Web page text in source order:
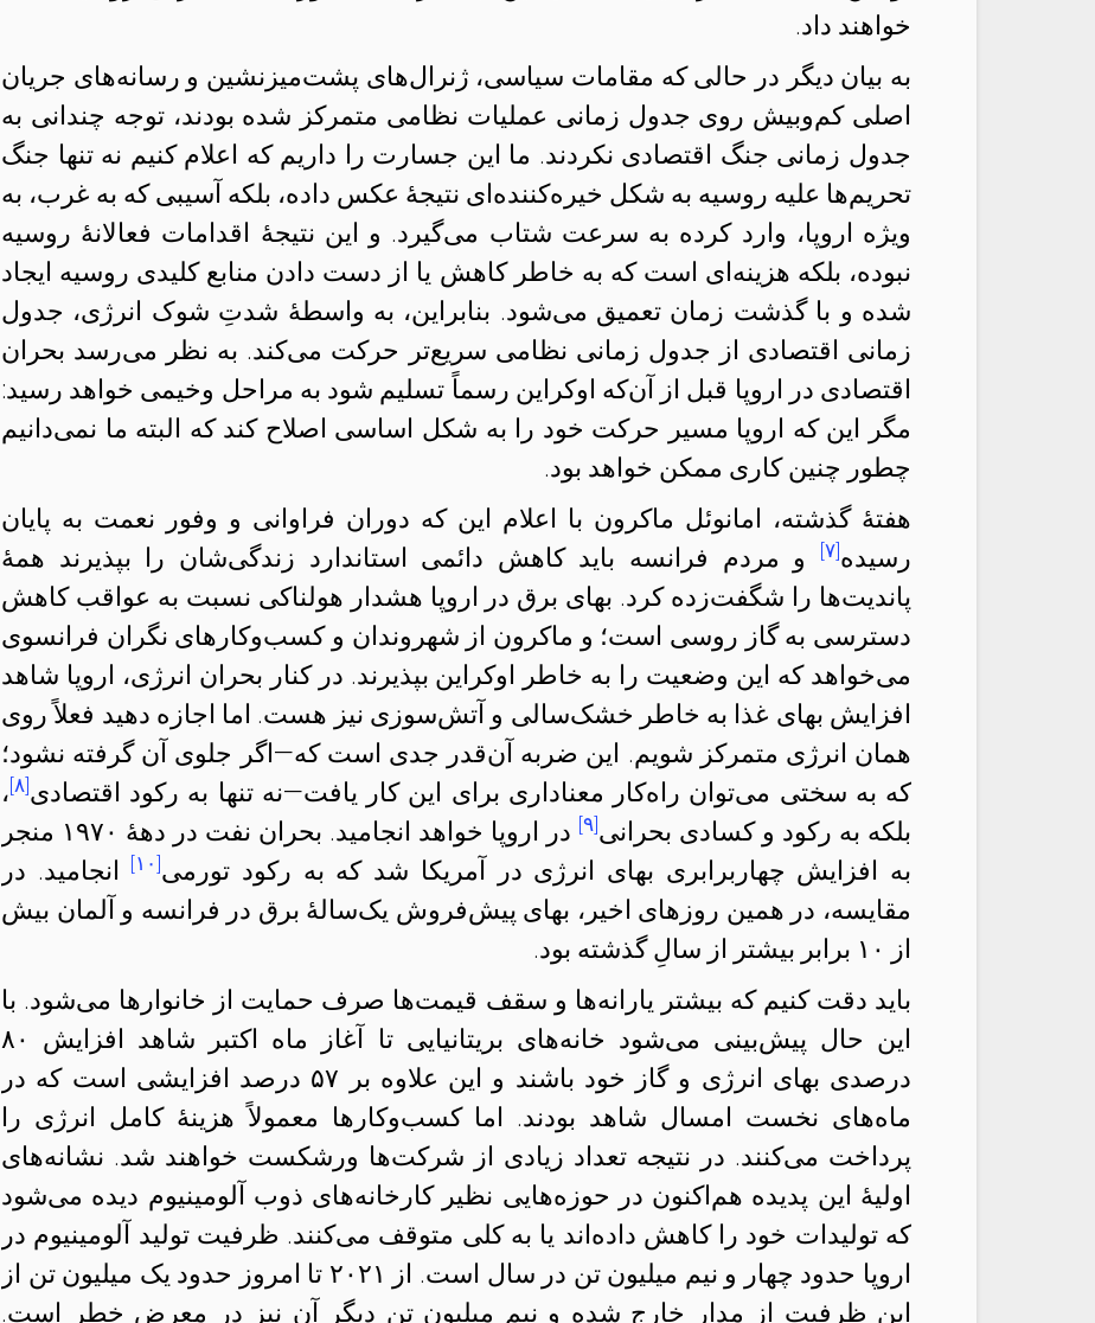
خواهند داد.
به بیان دیگر در حالی که مقامات سیاسی، ژنرال‌های پشت‌میز‌نشین و رسانه‌های جریان
اصلی کم‌و‌بیش روی جدول زمانی عملیات نظامی متمرکز شده بودند، توجه چندانی به
جدول زمانی جنگ اقتصادی نکردند. ما این جسارت را داریم که اعلام کنیم نه تنها جنگ
تحریم‌ها علیه روسیه به شکل خیره‌کننده‌ای نتیجهٔ عکس داده، بلکه آسیبی که به غرب، به
ویژه اروپا، وارد کرده به سرعت شتاب می‌گیرد. و این نتیجهٔ اقدامات فعالانهٔ روسیه
نبوده، بلکه هزینه‌ای است که به خاطر کاهش یا از دست دادن منابع کلیدی روسیه ایجاد
شده و با گذشت زمان تعمیق می‌شود. بنابراین، به واسطهٔ شدتِ شوک انرژی، جدول
زمانی اقتصادی از جدول زمانی نظامی سریع‌تر حرکت می‌کند. به نظر می‌رسد بحران
اقتصادی در اروپا قبل از آن‌که اوکراین رسماً تسلیم شود به مراحل وخیمی خواهد رسید:
مگر این که اروپا مسیر حرکت خود را به شکل اساسی اصلاح کند که البته ما نمی‌دانیم
چطور چنین کاری ممکن خواهد بود.
هفتهٔ گذشته، امانوئل ماکرون با اعلام این که دوران فراوانی و وفور نعمت به پایان
رسیده[۷]
و مردم فرانسه باید کاهش دائمی استاندارد زندگی‌شان را بپذیرند همهٔ
پاندیت‌ها را شگفت‌زده کرد. بهای برق در اروپا هشدار هولناکی نسبت به عواقب کاهش
دسترسی به گاز روسی است؛ و ماکرون از شهروندان و کسب‌وکارهای نگران فرانسوی
می‌خواهد که این وضعیت را به خاطر اوکراین بپذیرند. در کنار بحران انرژی، اروپا شاهد
افزایش بهای غذا به خاطر خشک‌سالی و آتش‌سوزی نیز هست. اما اجازه دهید فعلاً روی
همان انرژی متمرکز شویم. این ضربه آن‌قدر جدی است که—اگر جلوی آن گرفته نشود؛
که به سختی می‌توان راه‌کار معناداری برای این کار یافت—نه تنها به رکود‌ اقتصادی[۸]،
بلکه به رکود و کسادی بحرانی[۹]
در اروپا خواهد انجامید. بحران نفت در دههٔ ۱۹۷۰ منجر
به افزایش چهاربرابری بهای انرژی در آمریکا شد که به رکود تورمی[۱۰]
انجامید. در
مقایسه، در همین روزهای اخیر، بهای پیش‌فروش یک‌سالهٔ برق در فرانسه و آلمان بیش
از ۱۰ برابر بیشتر از سالِ گذشته بود.
باید دقت کنیم که بیشتر یارانه‌ها و سقف‌ قیمت‌ها صرف حمایت از خانوارها می‌شود. با
این حال پیش‌بینی می‌شود خانه‌های بریتانیایی تا آغاز ماه اکتبر شاهد افزایش ۸۰
درصدی بهای انرژی و گاز خود باشند و این علاوه بر ۵۷ درصد افزایشی است که در
ماه‌های نخست امسال شاهد بودند. اما کسب‌و‌کارها معمولاً‌ هزینهٔ کامل انرژی را
پرداخت می‌کنند. در نتیجه تعداد زیادی از شرکت‌ها ورشکست خواهند شد. نشانه‌های
اولیهٔ این پدیده هم‌اکنون در حوزه‌هایی نظیر کارخانه‌های ذوب آلومینیوم دیده می‌شود
که تولیدات خود را کاهش داده‌اند یا به کلی متوقف می‌کنند. ظرفیت تولید آلومینیوم در
اروپا حدود چهار و نیم میلیون تن در سال است. از ۲۰۲۱ تا امروز حدود یک میلیون تن از
این ظرفیت از مدار خارج شده و نیم میلیون تن دیگر آن نیز در معرض خطر است.